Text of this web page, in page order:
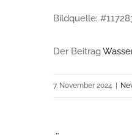
Bildquelle:
Der Beitrag
7. November 2024